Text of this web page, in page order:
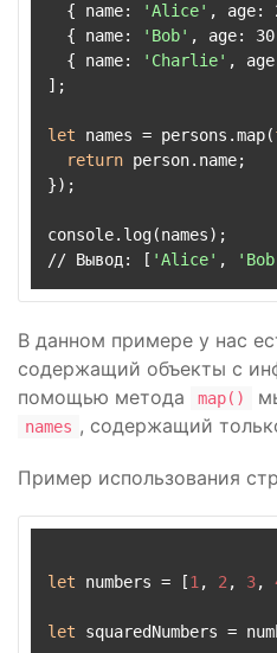
  { name:
'Alice' , age:
  { name:
'Bob' , age:
  { name:
'Charlie' ,
];
let names = persons.map(
return person.name;
});
console.log(names);
// Вывод: [ 'Alice' ,
В данном примере у нас
содержащий объекты с
помощью метода
map()
names , содержащий
Пример использования
let numbers = [1 , 2 , 3,
let squaredNumbers =